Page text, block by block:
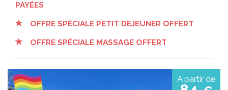
PAYÉES
OFFRE SPÉCIALE PETIT DEJEUNER OFFERT
OFFRE SPÉCIALE MASSAGE OFFERT
A partir de